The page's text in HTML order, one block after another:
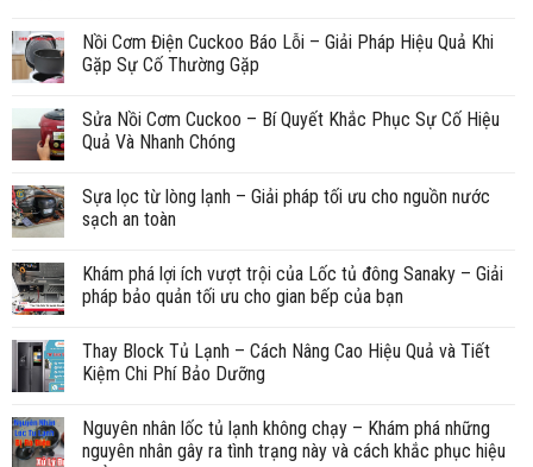
Nồi Cơm Điện Cuckoo Báo Lỗi – Giải Pháp Hiệu Quả Khi
Gặp Sự Cố Thường Gặp
Sửa Nồi Cơm Cuckoo – Bí Quyết Khắc Phục Sự Cố Hiệu
Quả Và Nhanh Chóng
Sựa lọc từ lòng lạnh – Giải pháp tối ưu cho nguồn nước
sạch an toàn
Khám phá lợi ích vượt trội của Lốc tủ đông Sanaky – Giải
pháp bảo quản tối ưu cho gian bếp của bạn
Thay Block Tủ Lạnh – Cách Nâng Cao Hiệu Quả và Tiết
Kiệm Chi Phí Bảo Dưỡng
Nguyên nhân lốc tủ lạnh không chạy – Khám phá những
nguyên nhân gây ra tình trạng này và cách khắc phục hiệu